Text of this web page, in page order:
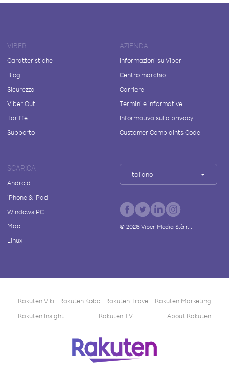
VIBER
Caratteristiche
Blog
Sicurezza
Viber Out
Tariffe
Supporto
AZIENDA
Informazioni su Viber
Centro marchio
Carriere
Termini e informative
Informativa sulla privacy
Customer Complaints Code
SCARICA
Android
iPhone & iPad
Windows PC
Mac
Linux
Italiano
© 2026Viber Media S.à r.l.
Rakuten Viki Rakuten Kobo Rakuten Travel
Rakuten Marketing
Rakuten Insight
Rakuten TV About Rakuten